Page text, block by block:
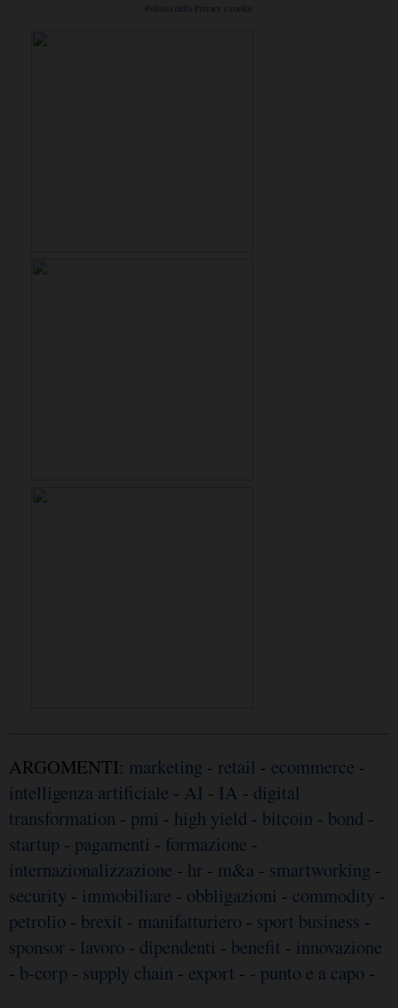
Politica della Privacy e cookie
ARGOMENTI: marketing - retail - ecommerce -
intelligenza artificiale - AI - IA - digital
transformation - pmi - high yield - bitcoin - bond -
startup - pagamenti - formazione -
internazionalizzazione - hr - m&a - smartworking -
security - immobiliare - obbligazioni - commodity -
petrolio - brexit - manifatturiero - sport business -
sponsor - lavoro - dipendenti - benefit - innovazione
- b-corp - supply chain - export - - punto e a capo -